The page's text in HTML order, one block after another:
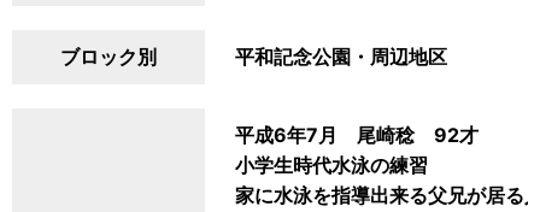
ブロック別 平和記念公園・周辺地区
平成6年7月 尾崎稔 92才
小学生時代水泳の練習
家に水泳を指導出来る父兄が居る